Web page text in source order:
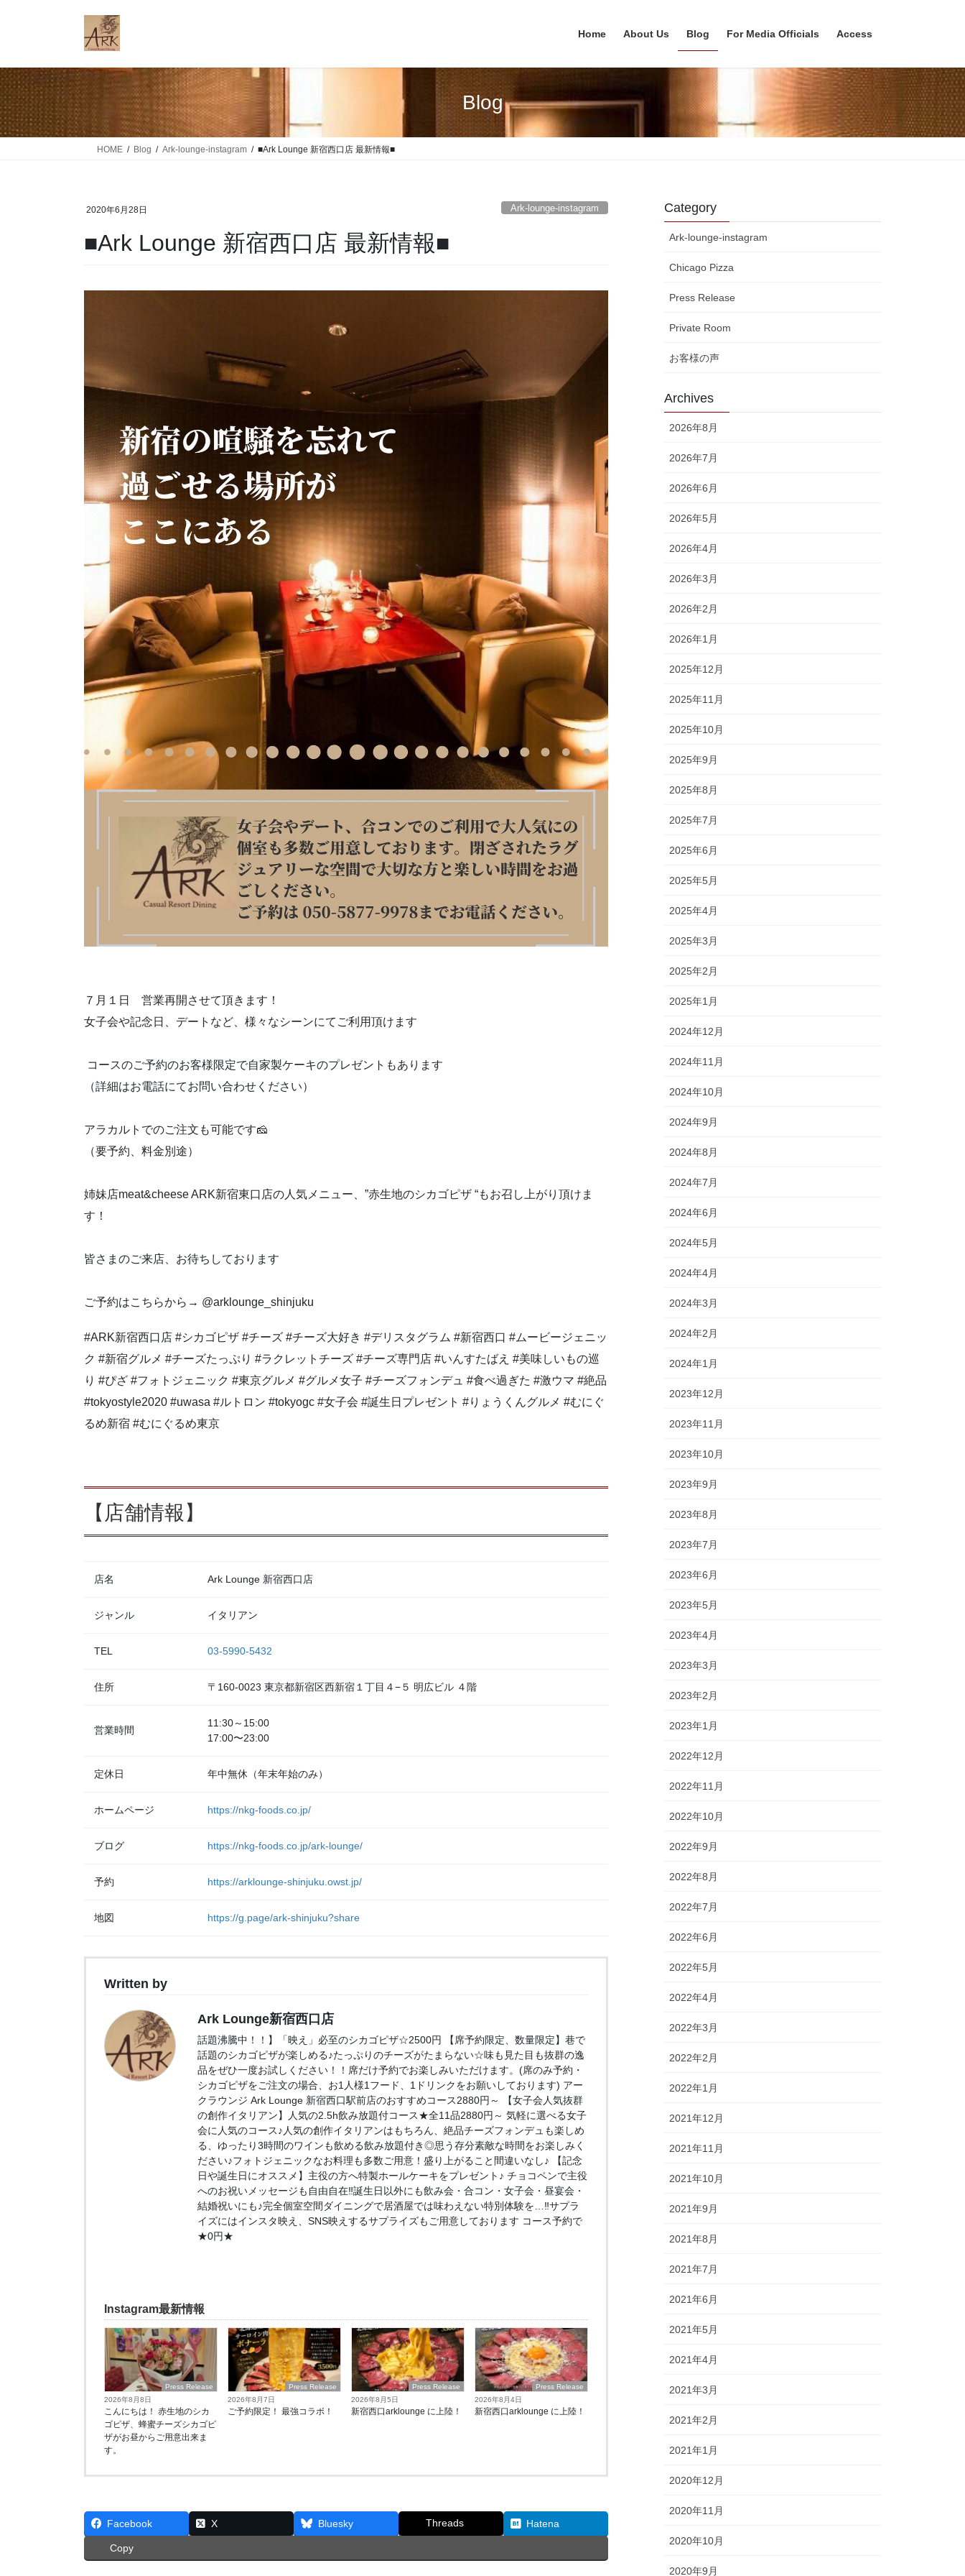
ツ
に
移
動
シ
ョ
ン
に
Home About Us Blog For Media Officials Access
Blog
HOME Blog Ark-lounge-instagram ■Ark Lounge 新宿西口店 最新情報■
2020年6月28日 Ark-lounge-instagram
■Ark Lounge 新宿西口店 最新情報■
７月１日 営業再開させて頂きます！
女子会や記念日、デートなど、様々なシーンにてご利用頂けます
コースのご予約のお客様限定で自家製ケーキのプレゼントもあります
（詳細はお電話にてお問い合わせください）
アラカルトでのご注文も可能です🧀
（要予約、料金別途）
姉妹店meat&cheese ARK新宿東口店の人気メニュー、”赤生地のシカゴピザ “もお召し上がり頂けま
す！
皆さまのご来店、お待ちしております
ご予約はこちらから→ @arklounge_shinjuku
#ARK新宿西口店 #シカゴピザ #チーズ #チーズ大好き #デリスタグラム #新宿西口 #ムービージェニッ
ク #新宿グルメ #チーズたっぷり #ラクレットチーズ #チーズ専門店 #いんすたばえ #美味しいもの巡
り #ぴざ #フォトジェニック #東京グルメ #グルメ女子 #チーズフォンデュ #食べ過ぎた #激ウマ #絶品
#tokyostyle2020 #uwasa #ルトロン #tokyogc #女子会 #誕生日プレゼント #りょうくんグルメ #むにぐ
るめ新宿 #むにぐるめ東京
【店舗情報】
店名 Ark Lounge 新宿西口店
ジャンル イタリアン
TEL 03-5990-5432
住所 〒160-0023 東京都新宿区西新宿１丁目４−５ 明広ビル ４階
営業時間
11:30～15:00
17:00〜23:00
定休日 年中無休（年末年始のみ）
ホームページ https://nkg-foods.co.jp/
ブログ https://nkg-foods.co.jp/ark-lounge/
予約 https://arklounge-shinjuku.owst.jp/
地図 https://g.page/ark-shinjuku?share
Written by
Ark Lounge新宿西口店
話題沸騰中！！】「映え」必至のシカゴピザ☆2500円 【席予約限定、数量限定】巷で
話題のシカゴピザが楽しめる♪たっぷりのチーズがたまらない☆味も見た目も抜群の逸
品をぜひ一度お試しください！！席だけ予約でお楽しみいただけます。(席のみ予約・
シカゴピザをご注文の場合、お1人様1フード、1ドリンクをお願いしております) アー
クラウンジ Ark Lounge 新宿西口駅前店のおすすめコース2880円～ 【女子会人気抜群
の創作イタリアン】人気の2.5h飲み放題付コース★全11品2880円～ 気軽に選べる女子
会に人気のコース♪人気の創作イタリアンはもちろん、絶品チーズフォンデュも楽しめ
る、ゆったり3時間のワインも飲める飲み放題付き◎思う存分素敵な時間をお楽しみく
ださい♪フォトジェニックなお料理も多数ご用意！盛り上がること間違いなし♪ 【記念
日や誕生日にオススメ】主役の方へ特製ホールケーキをプレゼント♪ チョコペンで主役
へのお祝いメッセージも自由自在‼誕生日以外にも飲み会・合コン・女子会・昼宴会・
結婚祝いにも♪完全個室空間ダイニングで居酒屋では味わえない特別体験を…‼サプラ
イズにはインスタ映え、SNS映えするサプライズもご用意しております コース予約で
★0円★
Instagram最新情報
Press Release
2026年8月8日
こんにちは！ 赤生地のシカ
ゴピザ、蜂蜜チーズシカゴピ
ザがお昼からご用意出来ま
す。
Press Release
2026年8月7日
ご予約限定！ 最強コラボ！
Press Release
2026年8月5日
新宿西口arklounge に上陸！
Press Release
2026年8月4日
新宿西口arklounge に上陸！
Facebook X Bluesky Threads Hatena
Copy
Category
Ark-lounge-instagram
Chicago Pizza
Press Release
Private Room
お客様の声
Archives
2026年8月
2026年7月
2026年6月
2026年5月
2026年4月
2026年3月
2026年2月
2026年1月
2025年12月
2025年11月
2025年10月
2025年9月
2025年8月
2025年7月
2025年6月
2025年5月
2025年4月
2025年3月
2025年2月
2025年1月
2024年12月
2024年11月
2024年10月
2024年9月
2024年8月
2024年7月
2024年6月
2024年5月
2024年4月
2024年3月
2024年2月
2024年1月
2023年12月
2023年11月
2023年10月
2023年9月
2023年8月
2023年7月
2023年6月
2023年5月
2023年4月
2023年3月
2023年2月
2023年1月
2022年12月
2022年11月
2022年10月
2022年9月
2022年8月
2022年7月
2022年6月
2022年5月
2022年4月
2022年3月
2022年2月
2022年1月
2021年12月
2021年11月
2021年10月
2021年9月
2021年8月
2021年7月
2021年6月
2021年5月
2021年4月
2021年3月
2021年2月
2021年1月
2020年12月
2020年11月
2020年10月
2020年9月